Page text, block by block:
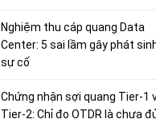
Nghiệm thu cáp quang Data
Center: 5 sai lầm gây phát
sự cố
Chứng nhận sợi quang Tier-1
Tier-2: Chỉ đo OTDR là chưa